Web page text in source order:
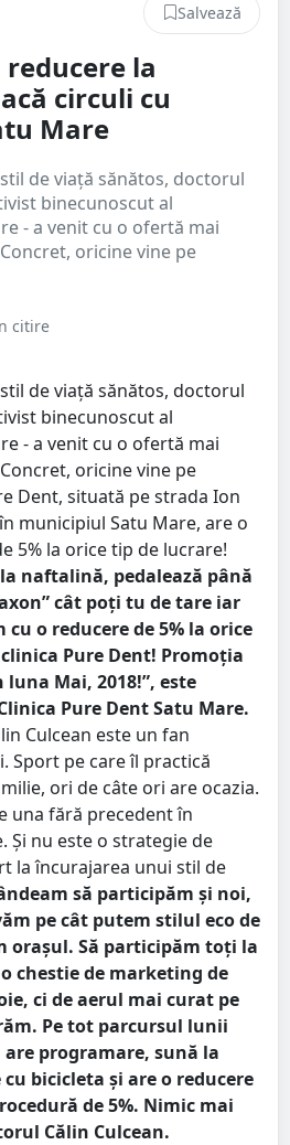
Salvează
reducere la
circuli cu
Mare
de viață sănătos, doctorul
binecunoscut al
- a venit cu o ofertă mai
oricine vine pe
citire
de viață sănătos, doctorul
binecunoscut al
- a venit cu o ofertă mai
oricine vine pe
Dent, situată pe strada Ion
municipiul Satu Mare, are o
5% la orice tip de lucrare!
naftalină, pedalează până
cât poți tu de tare iar
o reducere de 5% la orice
Pure Dent! Promoția
Mai, 2018!”, este
Pure Dent Satu Mare.
Culcean este un fan
Sport pe care îl practică
ori de câte ori are ocazia.
una fără precedent în
Și nu este o strategie de
la încurajarea unui stil de
să participăm și noi,
pe cât putem stilul eco de
orașul. Să participăm toți la
chestie de marketing de
ci de aerul mai curat pe
Pe tot parcursul lunii
programare, sună la
bicicleta și are o reducere
de 5%. Nimic mai
Călin Culcean.